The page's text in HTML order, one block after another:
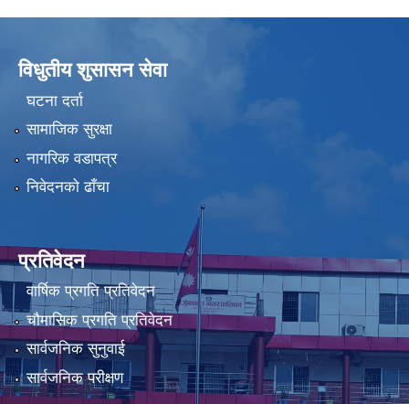
विधुतीय शुसासन सेवा
घटना दर्ता
सामाजिक सुरक्षा
नागरिक वडापत्र
निवेदनको ढाँचा
प्रतिवेदन
वार्षिक प्रगति प्रतिवेदन
चौमासिक प्रगति प्रतिवेदन
सार्वजनिक सुनुवाई
सार्वजनिक परीक्षण